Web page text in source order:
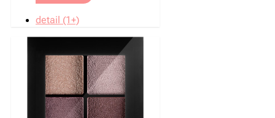
detail (1+)